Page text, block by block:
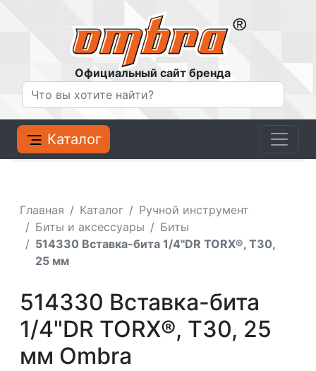
Официальный сайт бренда
Каталог
Главная Каталог
Ручной инструмент
Биты и аксессуары
Биты
514330 Вставка-бита 1/4"DR TORX®, T30,
25 мм
514330 Вставка-бита
1/4"DR TORX®, T30, 25
мм Ombra